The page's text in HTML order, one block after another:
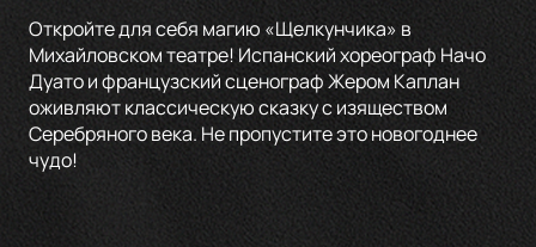
Откройте для себя магию «Щелкунчика» в
Михайловском театре! Испанский хореограф Начо
Дуато и французский сценограф Жером Каплан
оживляют классическую сказку с изяществом
Серебряного века. Не пропустите это новогоднее
чудо!